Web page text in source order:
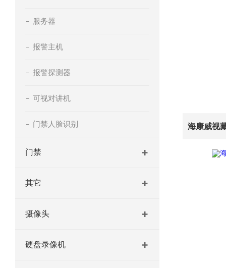
服务器
报警主机
报警探测器
可视对讲机
门禁人脸识别
门禁
其它
摄像头
硬盘录像机